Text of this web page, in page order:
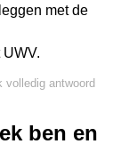
met de
volledig antwoord
ben en